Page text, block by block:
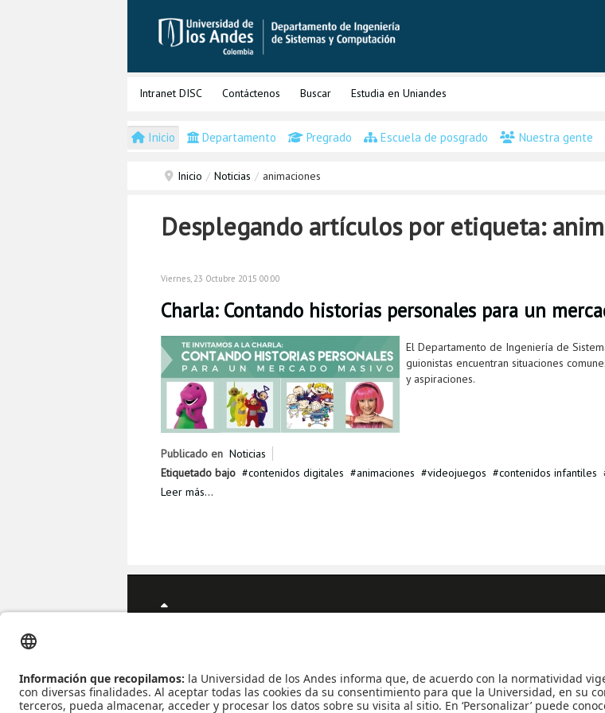
Intranet DISC Contáctenos Buscar Estudia en Uniandes
Inicio Departamento Pregrado Escuela de posgrado Nuestra gente
Inicio / Noticias / animaciones
Desplegando artículos por etiqueta:
Viernes, 23 Octubre 2015 00:00
Charla: Contando historias personales para un
El Departamento de Ingeniería de
guionistas encuentran situaciones
y aspiraciones.
Publicado en Noticias
Etiquetado bajo
contenidos digitales animaciones videojuegos contenidos infantiles
Leer más...